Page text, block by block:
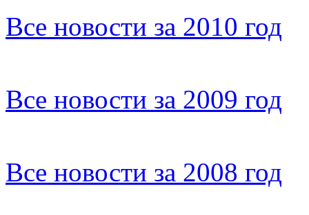
Все новости за 2010 год
Все новости за 2009 год
Все новости за 2008 год